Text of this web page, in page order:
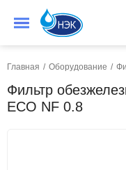
Главная / Оборудование /
Фильтр
ECO NF 0.8